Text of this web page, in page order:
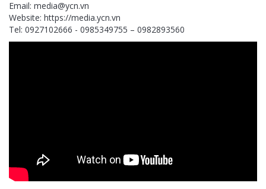
Email: media@ycn.vn
Website: https://media.ycn.vn
Tel: 0927102666 - 0985349755 – 0982893560